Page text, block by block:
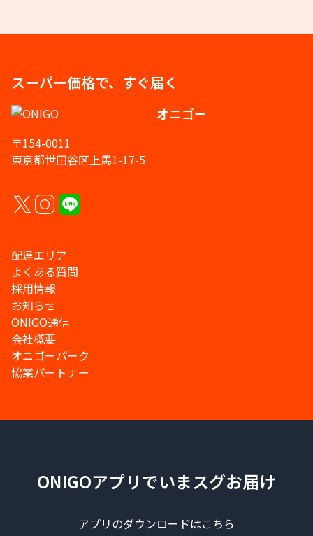
スーパー価格で、すぐ届く
オニゴー
〒154-0011
東京都世田谷区上馬1-17-5
配達エリア
よくある質問
採用情報
お知らせ
ONIGO通信
会社概要
オニゴーパーク
協業パートナー
ONIGOアプリでいまスグお届け
アプリのダウンロードはこちら